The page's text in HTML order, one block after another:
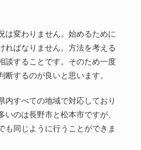
は変わりません。始めるために
ればなりません。方法を考える
談することです。そのため一度
断するのが良いと思います。
内すべての地域で対応しており
いのは長野市と松本市ですが、
も同じように行うことができま